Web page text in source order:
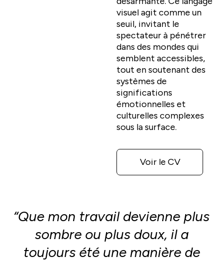
visuel agit comme un
seuil, invitant le
spectateur à pénétrer
dans des mondes qui
semblent accessibles,
tout en soutenant des
systèmes de
significations
émotionnelles et
culturelles complexes
sous la surface.
Voir le CV
“Que mon travail devienne plus
sombre ou plus doux, il a
toujours été une manière de